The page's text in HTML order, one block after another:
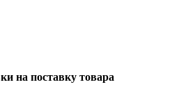
на поставку товара